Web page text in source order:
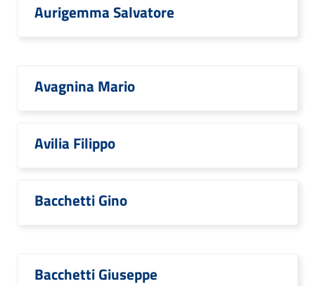
Aurigemma Salvatore
Avagnina Mario
Avilia Filippo
Bacchetti Gino
Bacchetti Giuseppe